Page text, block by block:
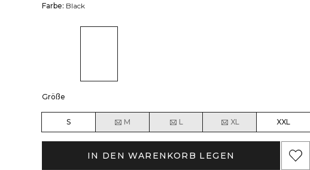
Farbe: Black
Größe
S M L XL XXL
IN DEN WARENKORB LEGEN